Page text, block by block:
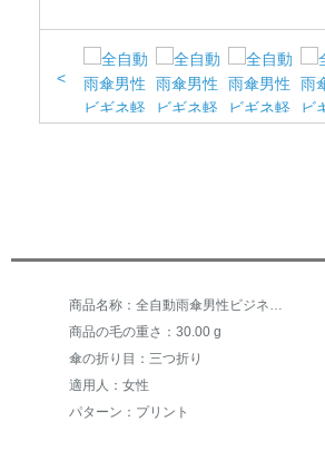
<
商品の毛の重さ：30.00 g
傘の折り目：三つ折り
適用人：女性
パターン：プリント